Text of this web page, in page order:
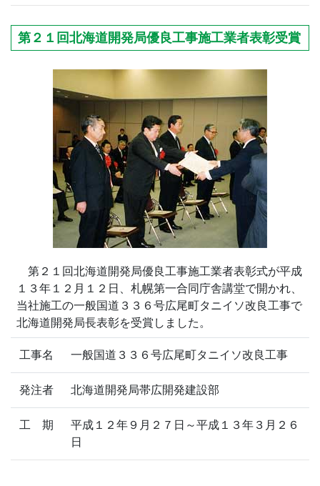
第２１回北海道開発局優良工事施工業者表彰受賞
第２１回北海道開発局優良工事施工業者表彰式が平成
１３年１２月１２日、札幌第一合同庁舎講堂で開かれ、
当社施工の一般国道３３６号広尾町タニイソ改良工事で
北海道開発局長表彰を受賞しました。
工事名 一般国道３３６号広尾町タニイソ改良工事
発注者 北海道開発局帯広開発建設部
工 期
平成１２年９月２７日～平成１３年３月２６
日